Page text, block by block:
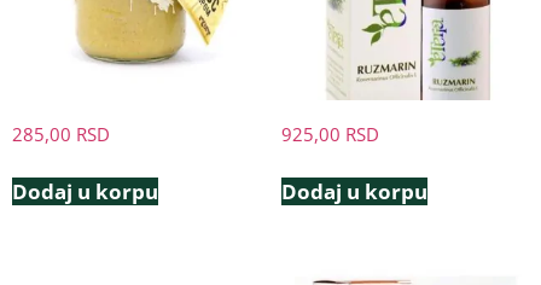
285,00 RSD
Dodaj u korpu
925,00 RSD
Dodaj u korpu